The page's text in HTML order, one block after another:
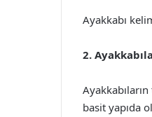
Ayakkabı
2.
basit yapıda